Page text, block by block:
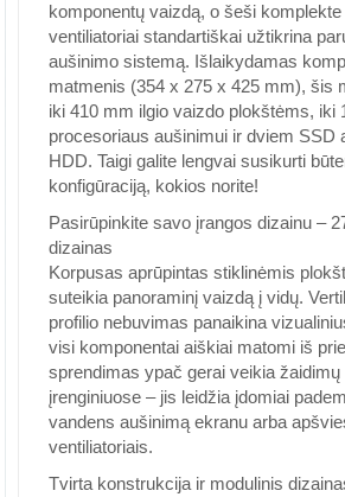
komponentų vaizdą, o šeši
ventiliatoriai standartiškai užtikrina
aušinimo sistemą. Išlaikydamas
matmenis (354 x 275 x 425 mm), šis
iki 410 mm ilgio vaizdo plokštėms, iki
procesoriaus aušinimui ir dviem SSD
HDD. Taigi galite lengvai susikurti
konfigūraciją, kokios norite!
Pasirūpinkite savo įrangos dizainu –
dizainas
Korpusas aprūpintas stiklinėmis
suteikia panoraminį vaizdą į vidų.
profilio nebuvimas panaikina
visi komponentai aiškiai matomi iš
sprendimas ypač gerai veikia žaidimų
įrenginiuose – jis leidžia įdomiai
vandens aušinimą ekranu arba
ventiliatoriais.
Tvirta konstrukcija ir modulinis